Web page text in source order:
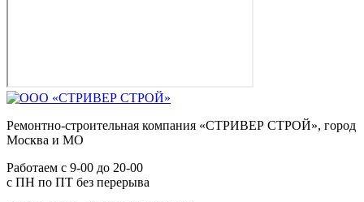
Ремонтно-строительная компания «СТРИВЕР СТРОЙ», город
Москва и МО
Работаем с 9-00 до 20-00
с ПН по ПТ без перерыва